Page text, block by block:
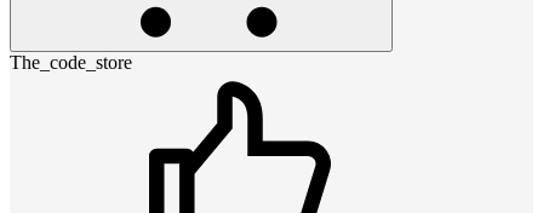
The_code_store